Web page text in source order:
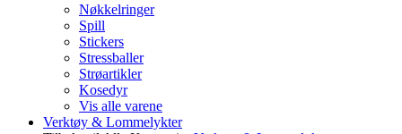
Nøkkelringer
Spill
Stickers
Stressballer
Strøartikler
Kosedyr
Vis alle varene
Verktøy & Lommelykter